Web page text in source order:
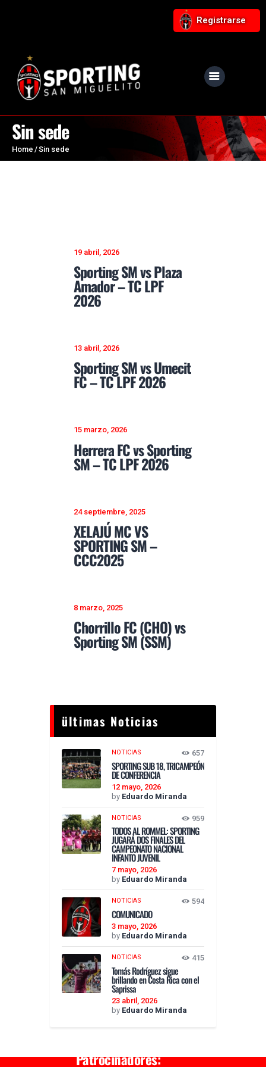
Registrarse
Sin sede
Home Sin sede
NUESTRO CLUB
Noticias
Equipos
Responsabilidad Social
19 abril, 2026
Sporting SM vs Plaza
Amador – TC LPF
2026
13 abril, 2026
Sporting SM vs Umecit
FC – TC LPF 2026
15 marzo, 2026
Herrera FC vs Sporting
SM – TC LPF 2026
24 septiembre, 2025
XELAJÚ MC VS
SPORTING SM –
CCC2025
8 marzo, 2025
Chorrillo FC (CHO) vs
Sporting SM (SSM)
ültimas Noticias
NOTICIAS 657
SPORTING SUB 18, TRICAMPEÓN
DE CONFERENCIA
12 mayo, 2026
by Eduardo Miranda
NOTICIAS 959
TODOS AL ROMMEL: SPORTING
JUGARÁ DOS FINALES DEL
CAMPEONATO NACIONAL
INFANTO JUVENIL
7 mayo, 2026
by Eduardo Miranda
NOTICIAS 594
COMUNICADO
3 mayo, 2026
by Eduardo Miranda
NOTICIAS 415
Tomás Rodríguez sigue
brillando en Costa Rica con el
Saprissa
23 abril, 2026
by Eduardo Miranda
Patrocinadores: